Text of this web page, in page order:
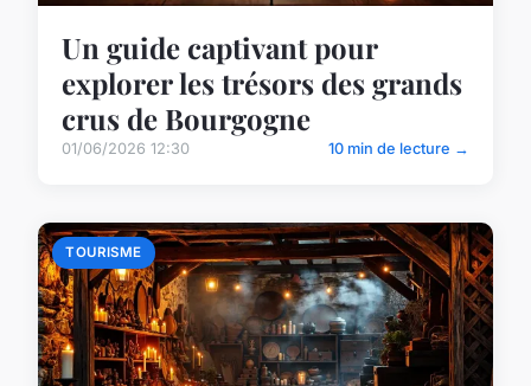
Un guide captivant pour
explorer les trésors des grands
crus de Bourgogne
01/06/2026 12:30 10 min de lecture →
TOURISME